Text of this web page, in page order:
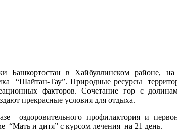
Башкортостан в Хайбуллинском районе,
“Шайтан-Тау”. Природные ресурсы
факторов. Сочетание гор с
прекрасные условия для отдыха.
оздоровительного профилактория и
“Мать и дитя” с курсом лечения на 21 день.